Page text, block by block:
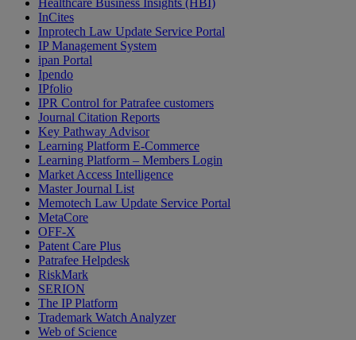
Healthcare Business Insights (HBI)
InCites
Inprotech Law Update Service Portal
IP Management System
ipan Portal
Ipendo
IPfolio
IPR Control for Patrafee customers
Journal Citation Reports
Key Pathway Advisor
Learning Platform E-Commerce
Learning Platform – Members Login
Market Access Intelligence
Master Journal List
Memotech Law Update Service Portal
MetaCore
OFF-X
Patent Care Plus
Patrafee Helpdesk
RiskMark
SERION
The IP Platform
Trademark Watch Analyzer
Web of Science